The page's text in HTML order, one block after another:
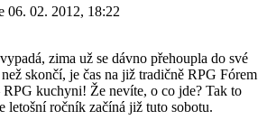
06. 02. 2012, 18:22
zima už se dávno přehoupla do své
skončí, je čas na již tradičně RPG Fórem
RPG kuchyni! Že nevíte, o co jde? Tak to
letošní ročník začíná již tuto sobotu.